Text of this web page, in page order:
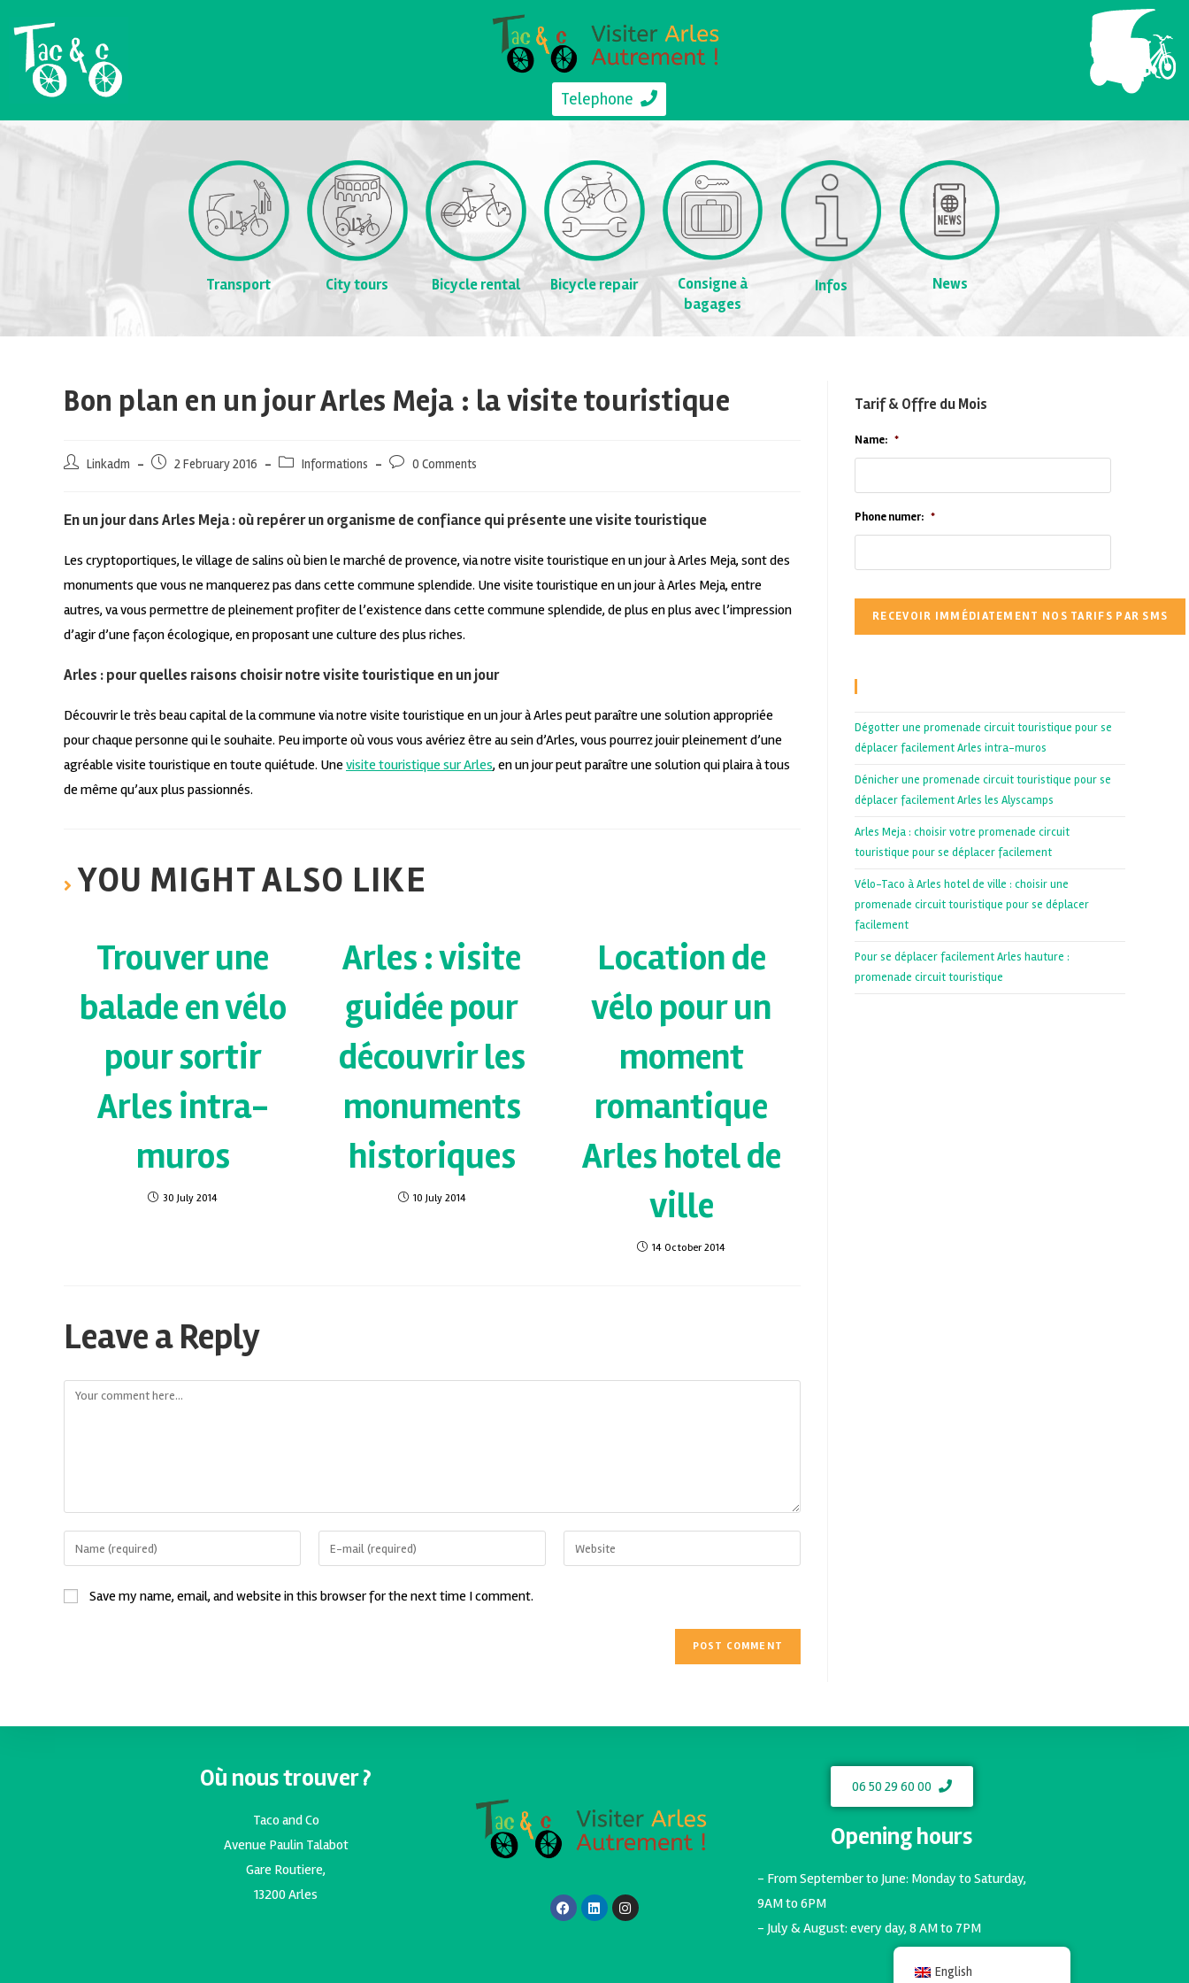
Telephone
Transport City tours Bicycle rental Bicycle repair
Consigne à
bagages
Infos News
Bon plan en un jour Arles Meja : la visite touristique
Linkadm 2 February 2016 Informations 0 Comments
En un jour dans Arles Meja : où repérer un organisme de confiance qui présente une visite touristique
Les cryptoportiques, le village de salins où bien le marché de provence, via notre visite touristique en un jour à Arles Meja, sont des
monuments que vous ne manquerez pas dans cette commune splendide. Une visite touristique en un jour à Arles Meja, entre
autres, va vous permettre de pleinement profiter de l’existence dans cette commune splendide, de plus en plus avec l’impression
d’agir d’une façon écologique, en proposant une culture des plus riches.
Arles : pour quelles raisons choisir notre visite touristique en un jour
Découvrir le très beau capital de la commune via notre visite touristique en un jour à Arles peut paraître une solution appropriée
pour chaque personne qui le souhaite. Peu importe où vous vous avériez être au sein d’Arles, vous pourrez jouir pleinement d’une
agréable visite touristique en toute quiétude. Une visite touristique sur Arles, en un jour peut paraître une solution qui plaira à tous
de même qu’aux plus passionnés.
YOU MIGHT ALSO LIKE
Trouver une
balade en vélo
pour sortir
Arles intra-
muros
30 July 2014
Arles : visite
guidée pour
découvrir les
monuments
historiques
10 July 2014
Location de
vélo pour un
moment
romantique
Arles hotel de
ville
14 October 2014
Leave a Reply
Save my name, email, and website in this browser for the next time I comment.
Tarif & Offre du Mois
Name: *
Phone numer: *
Dégotter une promenade circuit touristique pour se
déplacer facilement Arles intra-muros
Dénicher une promenade circuit touristique pour se
déplacer facilement Arles les Alyscamps
Arles Meja : choisir votre promenade circuit
touristique pour se déplacer facilement
Vélo-Taco à Arles hotel de ville : choisir une
promenade circuit touristique pour se déplacer
facilement
Pour se déplacer facilement Arles hauture :
promenade circuit touristique
Où nous trouver ?
Taco and Co
Avenue Paulin Talabot
Gare Routiere,
13200 Arles
06 50 29 60 00
Opening hours
- From September to June: Monday to Saturday,
9AM to 6PM
- July & August: every day, 8 AM to 7PM
English